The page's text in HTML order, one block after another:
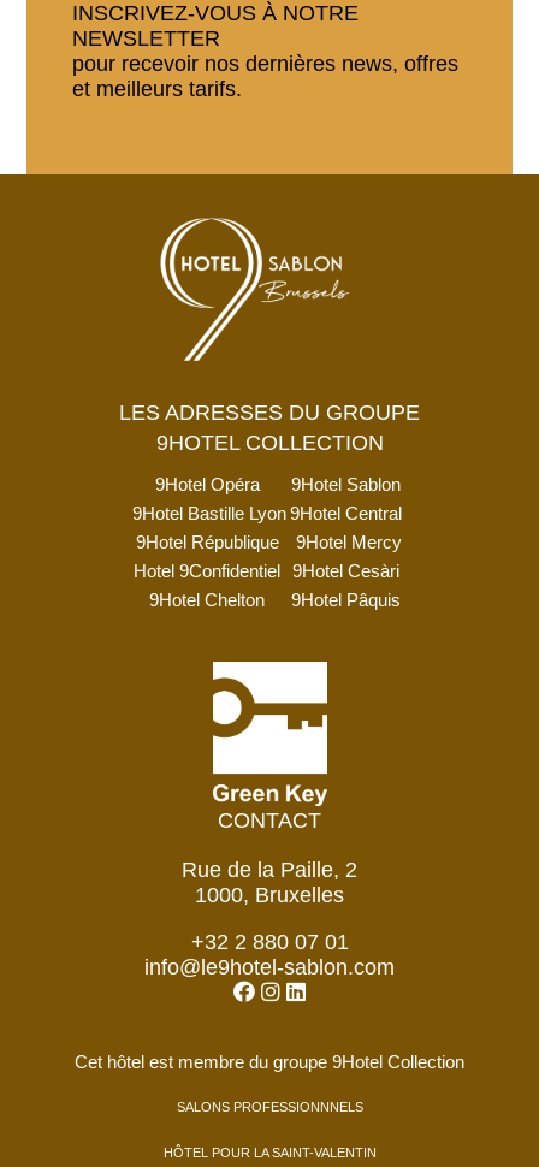
INSCRIVEZ-VOUS À NOTRE
NEWSLETTER
pour recevoir nos dernières news, offres
et meilleurs tarifs.
LES ADRESSES DU GROUPE
9HOTEL COLLECTION
9Hotel Opéra
9Hotel Sablon
9Hotel Bastille Lyon9Hotel Central
9Hotel République
9Hotel Mercy
Hotel 9Confidentiel 9Hotel Cesàri
9Hotel Chelton
9Hotel Pâquis
CONTACT
Rue de la Paille, 2
1000, Bruxelles
+32 2 880 07 01
info@le9hotel-sablon.com
Cet hôtel est membre du groupe 9Hotel Collection
SALONS PROFESSIONNNELS
HÔTEL POUR LA SAINT-VALENTIN